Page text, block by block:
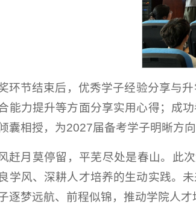
环节结束后，优秀学子经验分享与
能力提升等方面分享实用心得；成
囊相授，为2027届备考学子明晰方
赶月莫停留，平芜尽处是春山。此
学风、深耕人才培养的生动实践。
逐梦远航、前程似锦，推动学院人